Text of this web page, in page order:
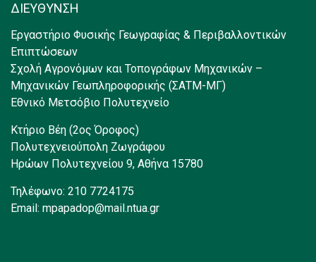
ΔΙΕΥΘΥΝΣΗ
Εργαστήριο Φυσικής Γεωγραφίας & Περιβαλλοντικών
Επιπτώσεων
Σχολή Αγρονόμων και Τοπογράφων Μηχανικών –
Μηχανικών Γεωπληροφορικής (ΣΑΤΜ-ΜΓ)
Εθνικό Μετσόβιο Πολυτεχνείο
Κτήριο Βέη (2ος Όροφος)
Πολυτεχνειούπολη Ζωγράφου
Ηρώων Πολυτεχνείου 9, Αθήνα 15780
Τηλέφωνο: 210 7724175
Email: mpapadop@mail.ntua.gr